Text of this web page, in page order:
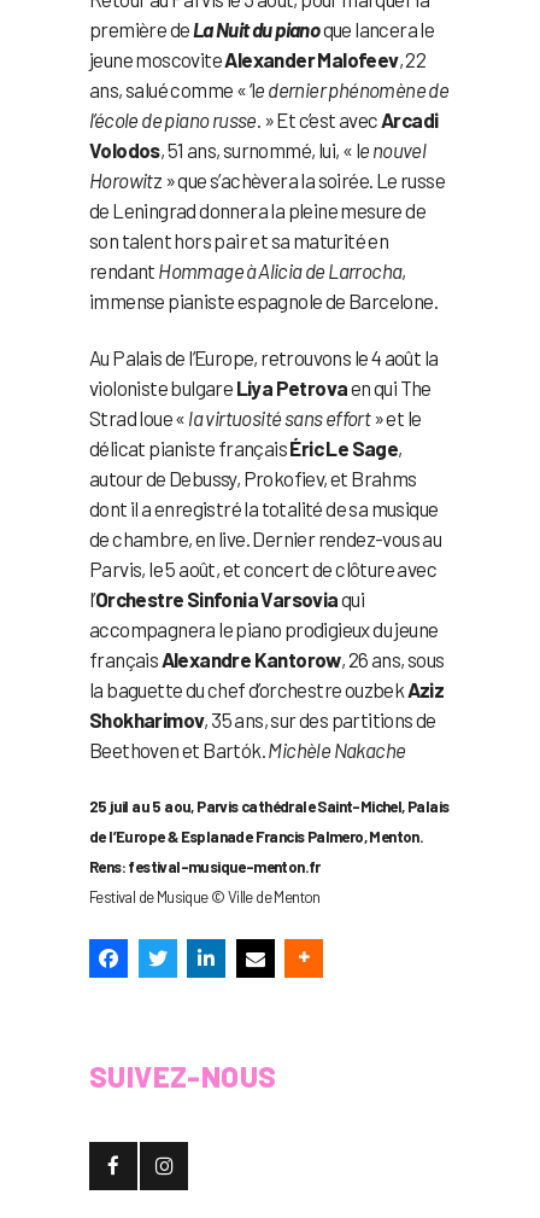
première de La Nuit du pianoque lancera le
jeune moscoviteAlexander Malofeev, 22
ans, salué comme « ‘le dernier phénomène de
l’école de piano russe . » Et c’est avec Arcadi
Volodos, 51 ans, surnommé, lui, « le nouvel
Horowitz » que s’achèvera la soirée. Le russe
de Leningrad donnera la pleine mesure de
son talent hors pair et sa maturité en
rendant Hommage à Alicia de Larrocha,
immense pianiste espagnole de Barcelone.
Au Palais de l’Europe, retrouvons le 4 août la
violoniste bulgare Liya Petrovaen qui The
Strad loue « la virtuosité sans effort» et le
délicat pianiste françaisÉric Le Sage,
autour de Debussy, Prokofiev, et Brahms
dont il a enregistré la totalité de sa musique
de chambre, en live. Dernier rendez-vous au
Parvis, le 5 août, et concert de clôture avec
l’Orchestre Sinfonia Varsoviaqui
accompagnera le piano prodigieux du jeune
français Alexandre Kantorow, 26 ans, sous
la baguette du chef d’orchestre ouzbek Aziz
Shokharimov, 35 ans, sur des partitions de
Beethoven et Bartók. Michèle Nakache
25 juil au 5 aou, Parvis cathédrale Saint-Michel, Palais
de l’Europe & Esplanade Francis Palmero, Menton.
Rens: festival-musique-menton.fr
Festival de Musique © Ville de Menton
SUIVEZ-NOUS